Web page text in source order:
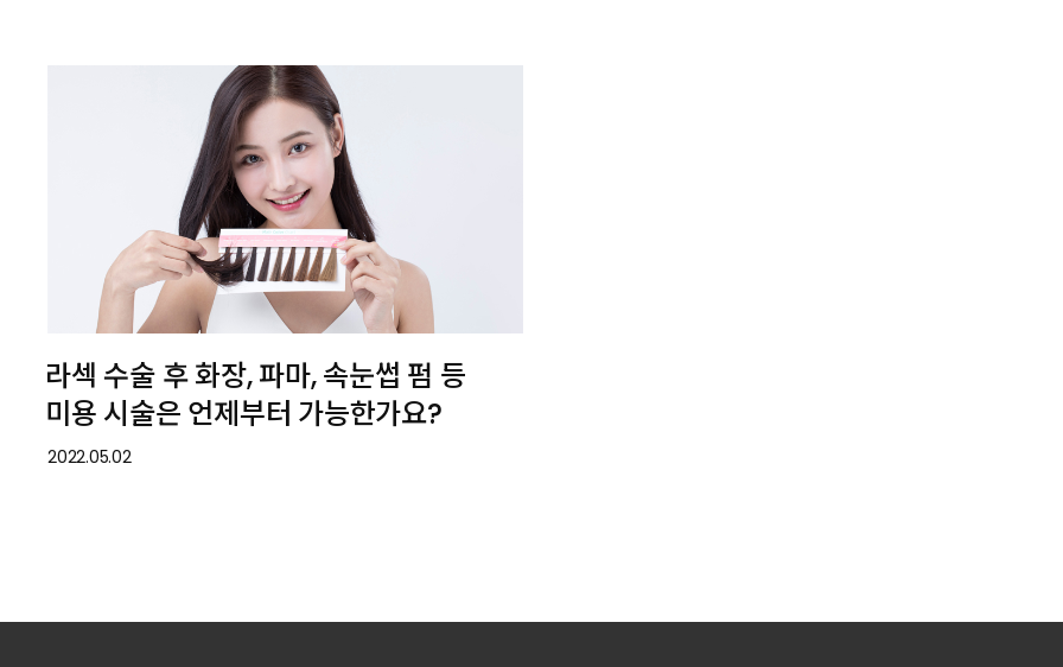
라섹 수술 후 화장, 파마, 속눈썹 펌 등
미용 시술은 언제부터 가능한가요?
2022.05.02